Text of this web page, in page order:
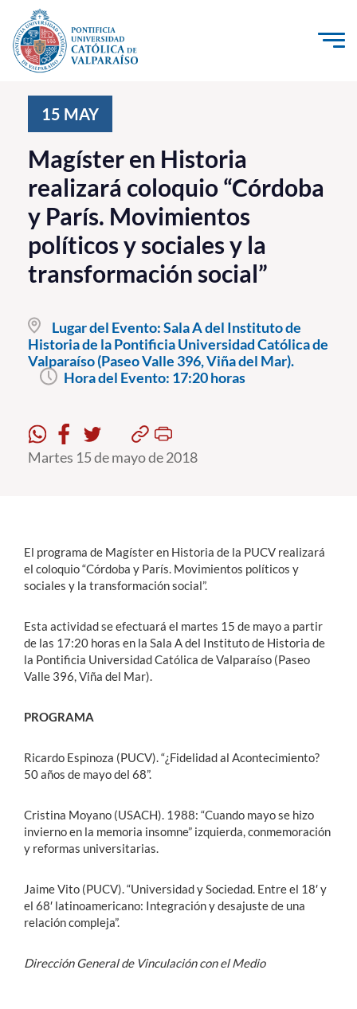
Click acá para ir directamente al contenido
Investigación, Creación e Innovación
PUCV Internacional
Vinculación con el Medio
Admisión
Pregrado
Postgrado
Formación Continua
Académicos
Funcionarios
English
15 MAY
Magíster en Historia
realizará coloquio “Córdoba
y París. Movimientos
políticos y sociales y la
transformación social”
Lugar del Evento:Sala A del Instituto de
Historia de la Pontificia Universidad Católica de
Valparaíso (Paseo Valle 396, Viña del Mar).
Hora del Evento: 17:20 horas
Martes 15 de mayo de 2018
El programa de Magíster en Historia de la PUCV realizará
el coloquio “Córdoba y París. Movimientos políticos y
sociales y la transformación social”.
Esta actividad se efectuará el martes 15 de mayo a partir
de las 17:20 horas en la Sala A del Instituto de Historia de
la Pontificia Universidad Católica de Valparaíso (Paseo
Valle 396, Viña del Mar).
PROGRAMA
Ricardo Espinoza (PUCV). “¿Fidelidad al Acontecimiento?
50 años de mayo del 68”.
Cristina Moyano (USACH). 1988: “Cuando mayo se hizo
invierno en la memoria insomne” izquierda, conmemoración
y reformas universitarias.
Jaime Vito (PUCV). “Universidad y Sociedad. Entre el 18′ y
el 68′ latinoamericano: Integración y desajuste de una
relación compleja”.
Dirección General de Vinculación con el Medio